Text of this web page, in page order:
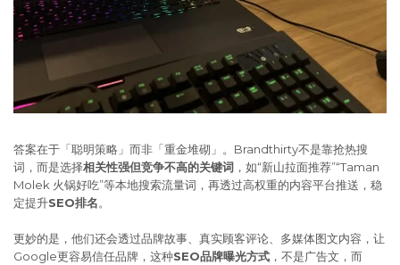
答案在于「聪明策略」而非「重金堆砌」。Brandthirty不是靠抢热搜
词，而是选择相关性强但竞争不高的关键词 ，如“新山拉面推荐”“Taman
Molek 火锅好吃”等本地搜索流量词，再透过高权重的内容平台推送，稳
定提升SEO排名。
更妙的是，他们还会透过品牌故事、真实顾客评论、多媒体图文内容，让
Google更容易信任品牌，这种SEO品牌曝光方式 ，不是广告文，而